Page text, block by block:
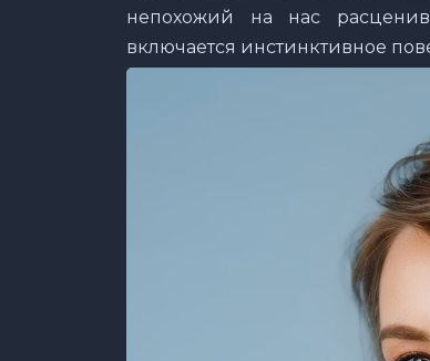
непохожий на нас
включается инстинктивное